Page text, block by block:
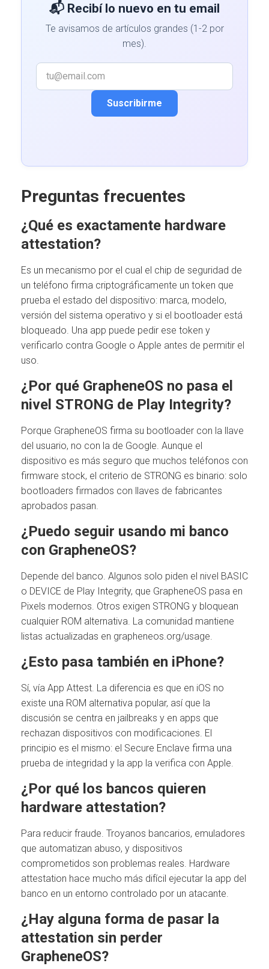
📬 Recibí lo nuevo en tu email
Te avisamos de artículos grandes (1-2 por
mes).
Suscribirme
Preguntas frecuentes
¿Qué es exactamente hardware
attestation?
Es un mecanismo por el cual el chip de seguridad de
un teléfono firma criptográficamente un token que
prueba el estado del dispositivo: marca, modelo,
versión del sistema operativo y si el bootloader está
bloqueado. Una app puede pedir ese token y
verificarlo contra Google o Apple antes de permitir el
uso.
¿Por qué GrapheneOS no pasa el
nivel STRONG de Play Integrity?
Porque GrapheneOS firma su bootloader con la llave
del usuario, no con la de Google. Aunque el
dispositivo es más seguro que muchos teléfonos con
firmware stock, el criterio de STRONG es binario: solo
bootloaders firmados con llaves de fabricantes
aprobados pasan.
¿Puedo seguir usando mi banco
con GrapheneOS?
Depende del banco. Algunos solo piden el nivel BASIC
o DEVICE de Play Integrity, que GrapheneOS pasa en
Pixels modernos. Otros exigen STRONG y bloquean
cualquier ROM alternativa. La comunidad mantiene
listas actualizadas en grapheneos.org/usage.
¿Esto pasa también en iPhone?
Sí, vía App Attest. La diferencia es que en iOS no
existe una ROM alternativa popular, así que la
discusión se centra en jailbreaks y en apps que
rechazan dispositivos con modificaciones. El
principio es el mismo: el Secure Enclave firma una
prueba de integridad y la app la verifica con Apple.
¿Por qué los bancos quieren
hardware attestation?
Para reducir fraude. Troyanos bancarios, emuladores
que automatizan abuso, y dispositivos
comprometidos son problemas reales. Hardware
attestation hace mucho más difícil ejecutar la app del
banco en un entorno controlado por un atacante.
¿Hay alguna forma de pasar la
attestation sin perder
GrapheneOS?